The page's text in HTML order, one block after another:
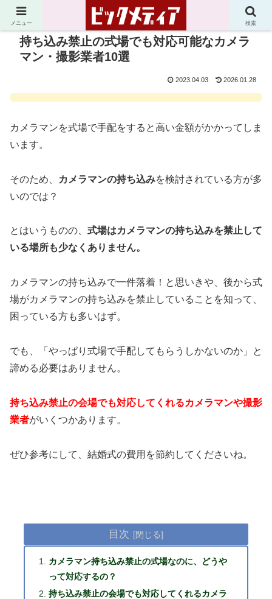
持ち込み禁止の式場でも対応可能なカメラ
マン・撮影業者10選
2023.04.03 2026.01.28
カメラマンを式場で手配をすると高い金額がかかってしま
います。
そのため、 カメラマンの持ち込みを検討されている方が多
いのでは？
とはいうものの、 式場はカメラマンの持ち込みを禁止して
いる場所も少なくありません。
カメラマンの持ち込みで一件落着！と思いきや、後から式
場がカメラマンの持ち込みを禁止していることを知って、
困っている方も多いはず。
でも、「やっぱり式場で手配してもらうしかないのか」と
諦める必要はありません。
持ち込み禁止の会場でも対応してくれるカメラマンや撮影
業者がいくつかあります。
ぜひ参考にして、結婚式の費用を節約してくださいね。
目次
カメラマン持ち込み禁止の式場なのに、どうや
って対応するの？
持ち込み禁止の会場でも対応してくれるカメラ
メニュー 検索